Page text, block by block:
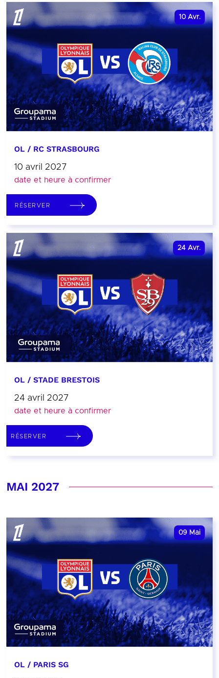
10 Avr.
OL / RC STRASBOURG
10 avril 2027
date et heure à confirmer
RÉSERVER
24 Avr.
OL / STADE BRESTOIS
24 avril 2027
date et heure à confirmer
RÉSERVER
MAI 2027
09 Mai
OL / PARIS SG